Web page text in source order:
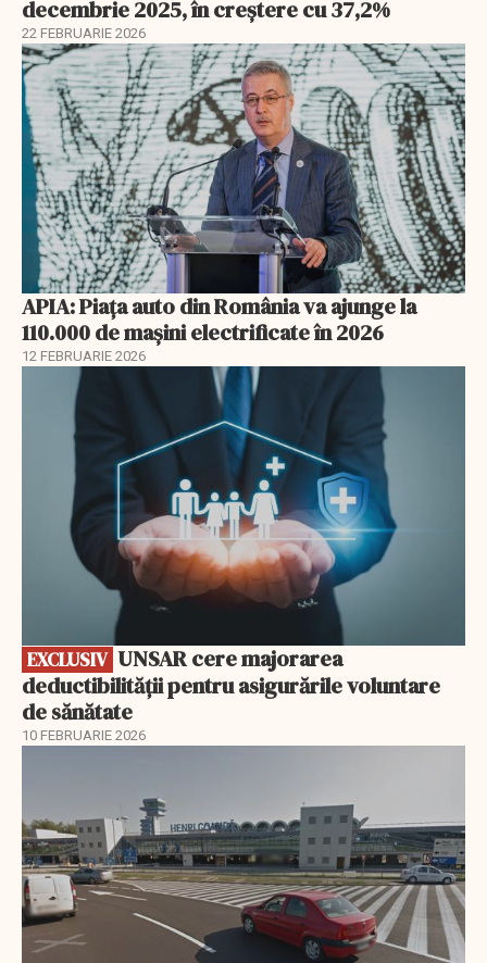
decembrie 2025, în creștere cu 37,2%
22 FEBRUARIE 2026
APIA: Piața auto din România va ajunge la
110.000 de mașini electrificate în 2026
12 FEBRUARIE 2026
EXCLUSIV
EXCLUSIV
deductibilității pentru asigurările voluntare
de sănătate
10 FEBRUARIE 2026